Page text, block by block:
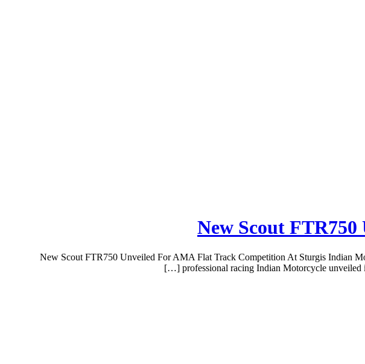
New Scout
New Scout FTR750 Unveiled For AMA Flat Track Competition At Sturgis Indian
professional racing Indian Motorcycle unveiled